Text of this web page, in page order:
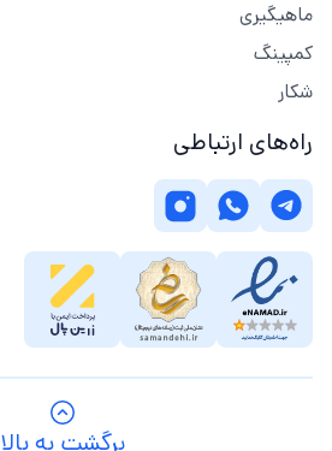
ماهیگیری
کمپینگ
شکار
راه‌های ارتباطی
برگشت به بالا